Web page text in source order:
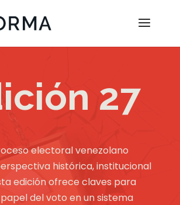
27
electoral venezolano
histórica, institucional
edición ofrece claves para
del voto en un sistema